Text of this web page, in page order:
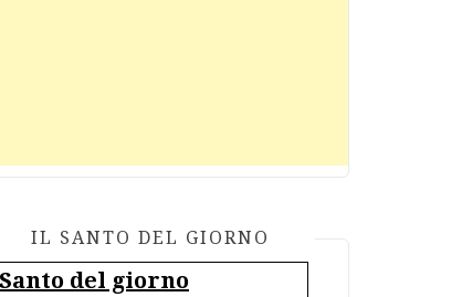
IL SANTO DEL GIORNO
Santo del giorno